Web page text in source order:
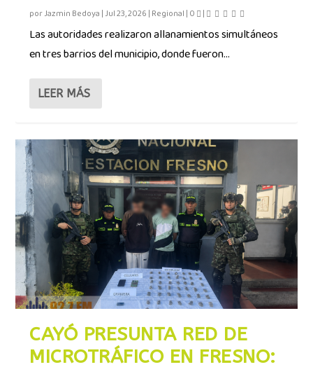
porJazmin Bedoya | Jul 23, 2026 | Regional | 0 |
Las autoridades realizaron allanamientos simultáneos
en tres barrios del municipio, donde fueron...
LEER MÁS
CAYÓ PRESUNTA RED DE
MICROTRÁFICO EN FRESNO: